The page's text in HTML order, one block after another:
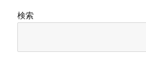
検索